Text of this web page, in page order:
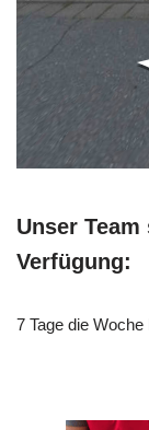
Unser
Verfügung:
7 Tage die